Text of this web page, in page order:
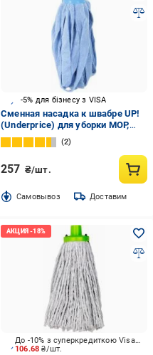
-5% для бізнесу з VISA
Сменная насадка к швабре UP!
(Underprice) для уборки МОР,
макарон, микрофибра
2
257 ₴/шт.
Cамовывоз Доставим
106.68₴/шт.
До -10% з суперкредиткою Visa Вигода